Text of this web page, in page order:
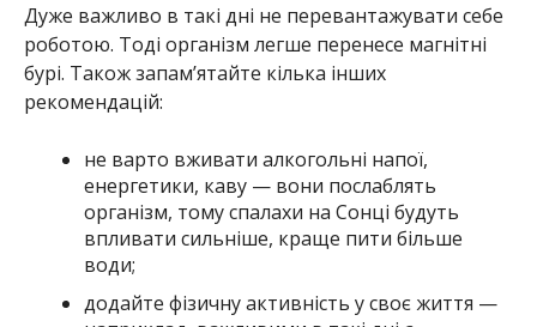
Дуже важливо в такі дні не перевантажувати себе
роботою. Тоді організм легше перенесе магнітні
бурі. Також запам’ятайте кілька інших
рекомендацій:
не варто вживати алкогольні напої,
енергетики, каву — вони послаблять
організм, тому спалахи на Сонці будуть
впливати сильніше, краще пити більше
води;
додайте фізичну активність у своє життя —